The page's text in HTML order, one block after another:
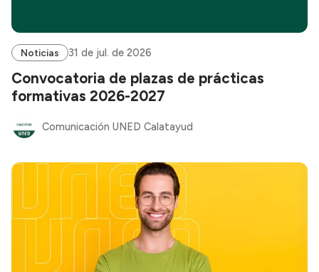
Noticias 31 de jul. de 2026
Convocatoria de plazas de prácticas
formativas 2026-2027
Comunicación UNED Calatayud